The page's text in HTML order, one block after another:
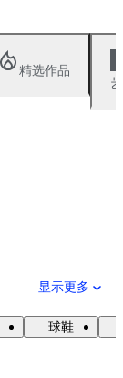
精选作品
显示更多
球鞋